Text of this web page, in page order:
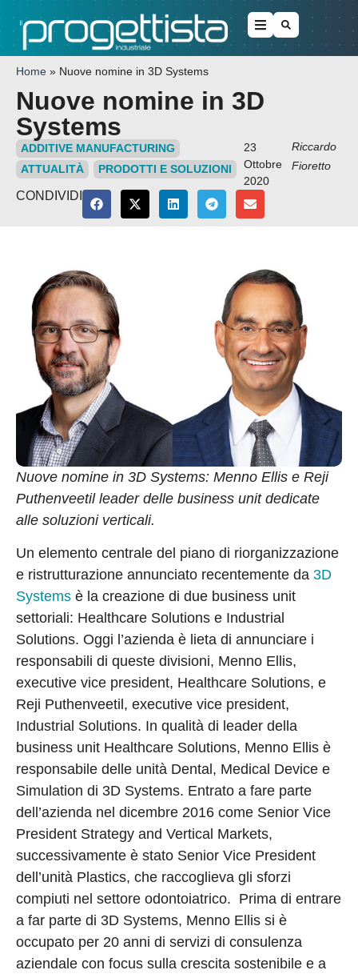
Home » Nuove nomine in 3D Systems
Nuove nomine in 3D
Systems
ADDITIVE MANUFACTURING
ATTUALITÀ
PRODOTTI E SOLUZIONI
23
Ottobre
2020
Riccardo
Fioretto
CONDIVIDI
Nuove nomine in 3D Systems: Menno Ellis e Reji
Puthenveetil leader delle business unit dedicate
alle soluzioni verticali.
Un elemento centrale del piano di riorganizzazione
e ristrutturazione annunciato recentemente da 3D
Systems è la creazione di due business unit
settoriali: Healthcare Solutions e Industrial
Solutions. Oggi l’azienda è lieta di annunciare i
responsabili di queste divisioni, Menno Ellis,
executive vice president, Healthcare Solutions, e
Reji Puthenveetil, executive vice president,
Industrial Solutions. In qualità di leader della
business unit Healthcare Solutions, Menno Ellis è
responsabile delle unità Dental, Medical Device e
Simulation di 3D Systems. Entrato a fare parte
dell’azienda nel dicembre 2016 come Senior Vice
President Strategy and Vertical Markets,
successivamente è stato Senior Vice President
dell’unità Plastics, che raccoglieva gli sforzi
compiuti nel settore odontoiatrico. Prima di entrare
a far parte di 3D Systems, Menno Ellis si è
occupato per 20 anni di servizi di consulenza
aziendale con focus sulla crescita sostenibile e a